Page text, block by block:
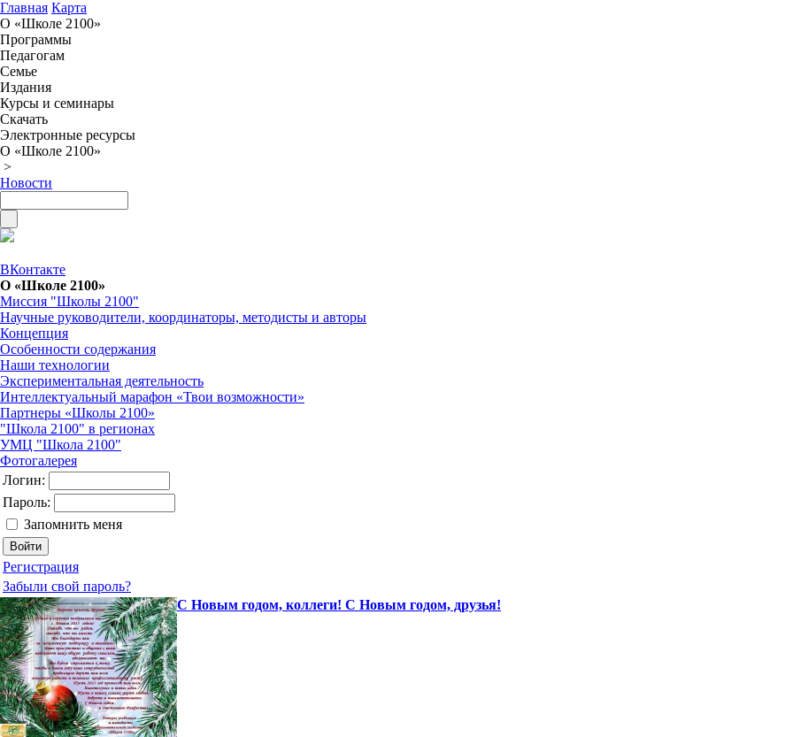
Главная Карта
О «Школе 2100»
Программы
Педагогам
Семье
Издания
Курсы и семинары
Скачать
Электронные ресурсы
О «Школе 2100»
>
Новости
ВКонтакте
О «Школе 2100»
Миссия "Школы 2100"
Научные руководители, координаторы, методисты и авторы
Концепция
Особенности содержания
Наши технологии
Экспериментальная деятельность
Интеллектуальный марафон «Твои возможности»
Партнеры «Школы 2100»
"Школа 2100" в регионах
УМЦ "Школа 2100"
Фотогалерея
Логин:
Пароль:
Запомнить меня
Регистрация
Забыли свой пароль?
С Новым годом, коллеги! С Новым годом, друзья!